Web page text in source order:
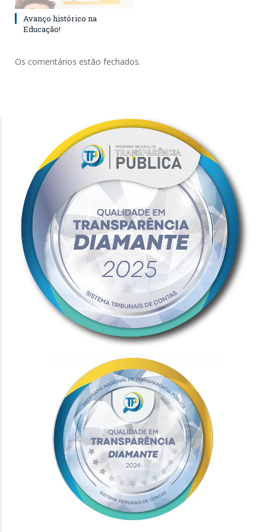
Avanço histórico na
Educação!
Os comentários estão fechados.